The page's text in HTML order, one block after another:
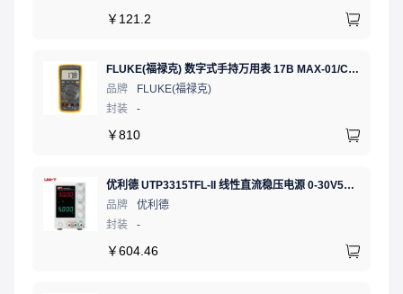
￥ 121.2
FLUKE(福禄克) 数字式手持万用表 17B MAX-01/CN 二极管测试;相对值;通断测试
品牌
FLUKE(福禄克)
封装
-
￥810
优利德 UTP3315TFL-II 线性直流稳压电源 0-30V5A 低噪声高精度实验电源
品牌
优利德
封装
-
￥604.46